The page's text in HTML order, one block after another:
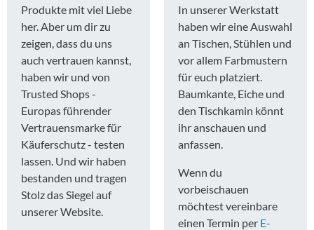
Produkte mit viel Liebe
her. Aber um dir zu
zeigen, dass du uns
auch vertrauen kannst,
haben wir und von
Trusted Shops -
Europas führender
Vertrauensmarke für
Käuferschutz - testen
lassen. Und wir haben
bestanden und tragen
Stolz das Siegel auf
unserer Website.
In unserer Werkstatt
haben wir eine Auswahl
an Tischen, Stühlen und
vor allem Farbmustern
für euch platziert.
Baumkante, Eiche und
den Tischkamin könnt
ihr anschauen und
anfassen.
Wenn du
vorbeischauen
möchtest vereinbare
einen Termin per E-